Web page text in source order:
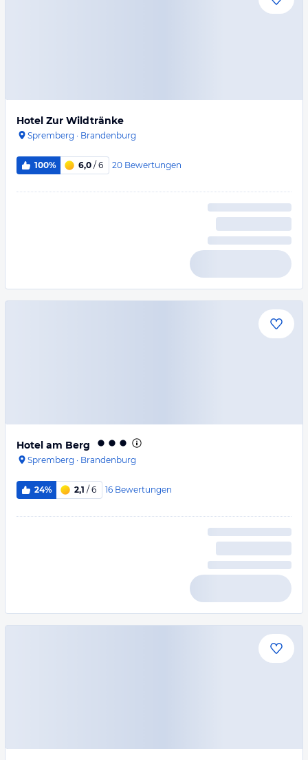
Hotel Zur Wildtränke
Spremberg · Brandenburg
100% 6,0 / 6 20 Bewertungen
Hotel am Berg
Spremberg · Brandenburg
24% 2,1 / 6 16 Bewertungen